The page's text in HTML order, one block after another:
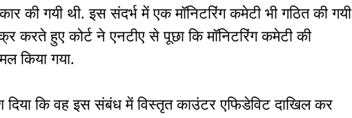
की गयी थी. इस संदर्भ में एक मॉनिटरिंग कमेटी भी गठित की गयी
करते हुए कोर्ट ने एनटीए से पूछा कि मॉनिटरिंग कमेटी की
किया गया.
दिया कि वह इस संबंध में विस्तृत काउंटर एफिडेविट दाखिल कर